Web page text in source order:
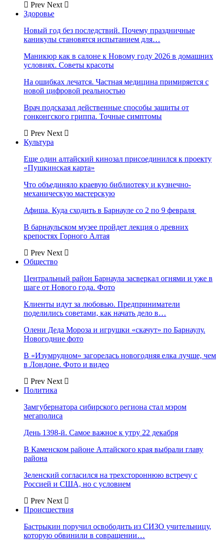
Prev Next
Здоровье
Новый год без последствий. Почему праздничные
каникулы становятся испытанием для…
Маникюр как в салоне к Новому году 2026 в домашних
условиях. Советы красоты
На ошибках лечатся. Частная медицина примиряется с
новой цифровой реальностью
Врач подсказал действенные способы защиты от
гонконгского гриппа. Точные симптомы
Prev Next
Культура
Еще один алтайский кинозал присоединился к проекту
«Пушкинская карта»
Что объединяло краевую библиотеку и кузнечно-
механическую мастерскую
Афиша. Куда сходить в Барнауле со 2 по 9 февраля
В барнаульском музее пройдет лекция о древних
крепостях Горного Алтая
Prev Next
Общество
Центральный район Барнаула засверкал огнями и уже в
шаге от Нового года. Фото
Клиенты идут за любовью. Предприниматели
поделились советами, как начать дело в…
Олени Деда Мороза и игрушки «скачут» по Барнаулу.
Новогодние фото
В «Изумрудном» загорелась новогодняя елка лучше, чем
в Лондоне. Фото и видео
Prev Next
Политика
Замгубернатора сибирского региона стал мэром
мегаполиса
День 1398-й. Самое важное к утру 22 декабря
В Каменском районе Алтайского края выбрали главу
района
Зеленский согласился на трехстороннюю встречу с
Россией и США, но с условием
Prev Next
Происшествия
Бастрыкин поручил освободить из СИЗО учительницу,
которую обвинили в совращении…